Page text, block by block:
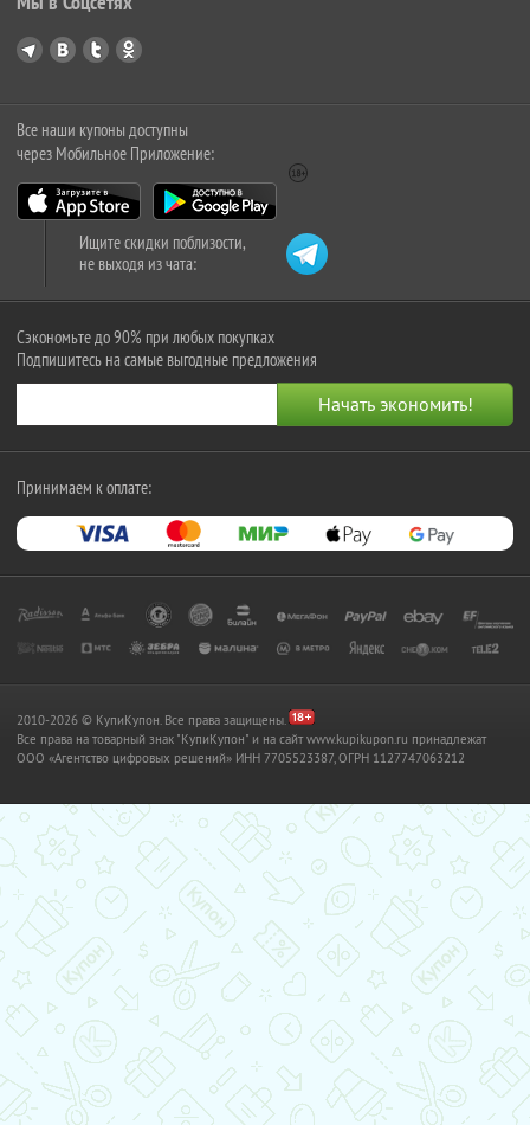
Все наши купоны доступны
через Мобильное Приложение:
Ищите скидки поблизости,
не выходя из чата:
Сэкономьте до 90% при любых покупках
Подпишитесь на самые выгодные предложения
Принимаем к оплате:
2010-2026 © КупиКупон. Все права защищены.
Все права на товарный знак "КупиКупон" и на сайт www.kupikupon.ru принадлежат
OOO «Агентство цифровых решений» ИНН 7705523387, ОГРН 1127747063212